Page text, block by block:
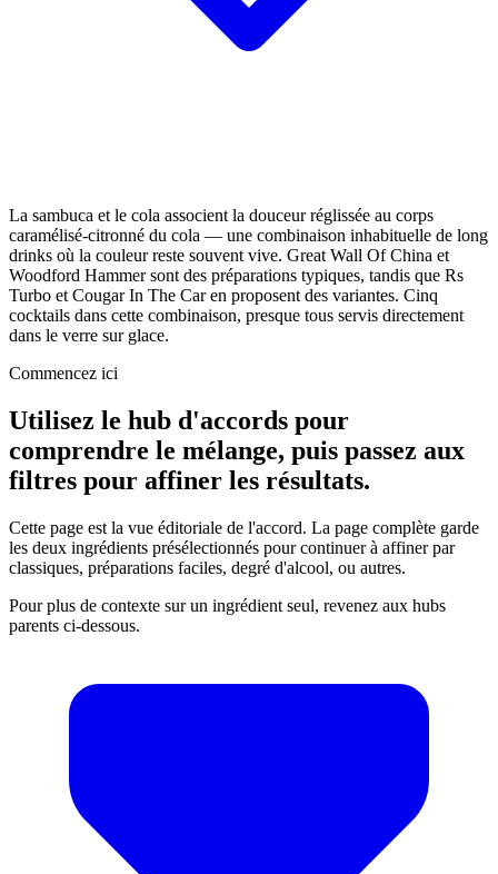
La sambuca et le cola associent la douceur réglissée au corps
caramélisé-citronné du cola — une combinaison inhabituelle de long
drinks où la couleur reste souvent vive. Great Wall Of China et
Woodford Hammer sont des préparations typiques, tandis que Rs
Turbo et Cougar In The Car en proposent des variantes. Cinq
cocktails dans cette combinaison, presque tous servis directement
dans le verre sur glace.
Commencez ici
Utilisez le hub d'accords pour
comprendre le mélange, puis passez aux
filtres pour affiner les résultats.
Cette page est la vue éditoriale de l'accord. La page complète garde
les deux ingrédients présélectionnés pour continuer à affiner par
classiques, préparations faciles, degré d'alcool, ou autres.
Pour plus de contexte sur un ingrédient seul, revenez aux hubs
parents ci-dessous.